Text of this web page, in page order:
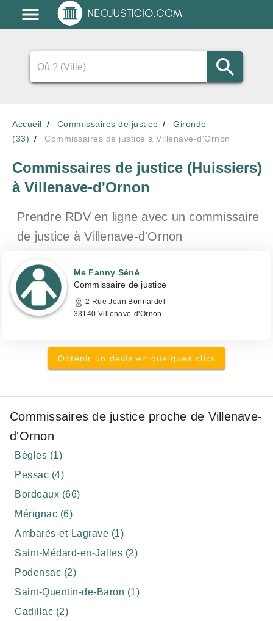
Accueil Commissaires de justice
Gironde
(33)
Commissaires de justice à Villenave-d'Ornon
Commissaires de justice (Huissiers)
à Villenave-d'Ornon
Prendre RDV en ligne avec un commissaire
de justice à Villenave-d'Ornon
Me Fanny Séné
Commissaire de justice
2 Rue Jean Bonnardel
33140 Villenave-d'Ornon
Obtenir un devis en quelques clics
Commissaires de justice proche de Villenave-
d'Ornon
Bègles (1)
Pessac (4)
Bordeaux (66)
Mérignac (6)
Ambarès-et-Lagrave (1)
Saint-Médard-en-Jalles (2)
Podensac (2)
Saint-Quentin-de-Baron (1)
Cadillac (2)